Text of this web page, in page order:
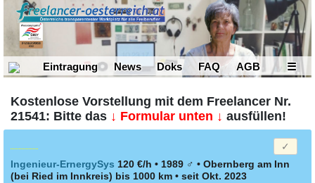
Eintragung News Doks FAQ AGB ☰
Kostenlose Vorstellung mit dem Freelancer Nr.
21541: Bitte das ↓ Formular unten ↓ ausfüllen!
Ingenieur-ErnergySys 120 €/h • 1989 ♂ • Obernberg am Inn
(bei Ried im Innkreis) bis 1000 km • seit Okt. 2023